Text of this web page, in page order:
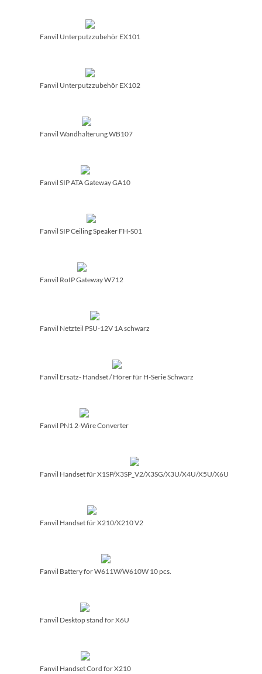
Fanvil Unterputzzubehör EX101
Fanvil Unterputzzubehör EX102
Fanvil Wandhalterung WB107
Fanvil SIP ATA Gateway GA10
Fanvil SIP Ceiling Speaker FH-S01
Fanvil RoIP Gateway W712
Fanvil Netzteil PSU-12V 1A schwarz
Fanvil Ersatz- Handset /­ Hörer für H-Serie Schwarz
Fanvil PN1 2-Wire Converter
Fanvil Handset für X1SP/­X3SP_V2/­X3SG/­X3U/­X4U/­X5U/­X6U
Fanvil Handset für X210/­X210 V2
Fanvil Battery for W611W/­W610W 10 pcs.
Fanvil Desktop stand for X6U
Fanvil Handset Cord for X210